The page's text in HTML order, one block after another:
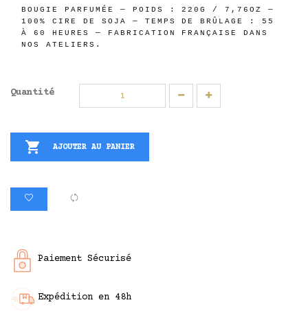
BOUGIE PARFUMÉE — POIDS : 220G / 7,76OZ —
100% CIRE DE SOJA — TEMPS DE BRÛLAGE : 55
À 60 HEURES — FABRICATION FRANÇAISE DANS
NOS ATELIERS.
Quantité
 AJOUTER AU PANIER
Paiement Sécurisé
Expédition en 48h